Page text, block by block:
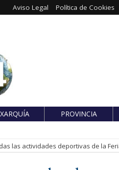
Aviso Legal Política de Cookies
PROVINCIA
las actividades deportivas de la